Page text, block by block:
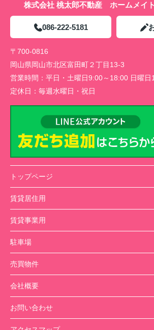
株式会社 桃太郎不動産 ホームメイ
086-222-5181
〒700-0816
岡山県岡山市北区富田町２丁目13-3
営業時間： 平日・土曜日9:00～18:00 日曜
定休日： 毎週水曜日・祝日
トップページ
賃貸居住用
賃貸事業用
駐車場
売買物件
会社概要
お問い合わせ